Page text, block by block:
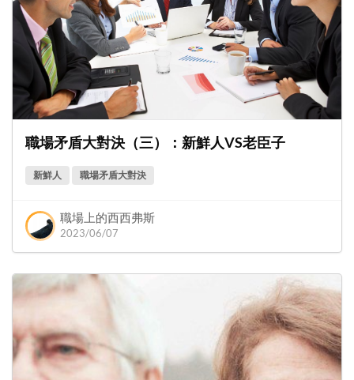
職場矛盾大對決（三）：新鮮人VS老臣子
新鮮人 職場矛盾大對決
職場上的西西弗斯
2023/06/07